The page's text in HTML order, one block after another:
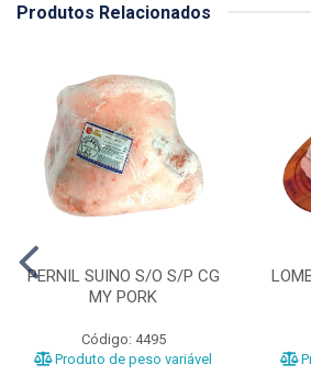
Produtos Relacionados
PERNIL SUINO S/O S/P CG
MY PORK
Código: 4495
Produto de peso variável